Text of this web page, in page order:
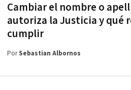
Cambiar el nombre o
autoriza la Justicia y qué
cumplir
PorSebastian Albornos